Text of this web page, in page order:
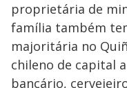
proprietária de
família também
majoritária no
chileno de capital
bancário,